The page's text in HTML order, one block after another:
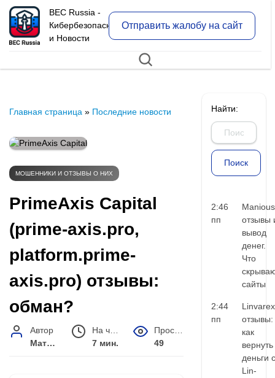
BEC Russia -
Кибербезопасность
и Новости
Отправить жалобу на сайт
Главная страница » Последние новости
МОШЕННИКИ И ОТЗЫВЫ О НИХ
PrimeAxis Capital
(prime-axis.pro,
platform.prime-
axis.pro) отзывы:
обман?
Автор
Матвей Иванов
7 мин.
49
Найти:
2:46
пп
Manious
отзывы
вывод
денег.
Что
сайты
2:44
пп
Linvarex
отзывы:
как
вернуть
деньги с
Lin-